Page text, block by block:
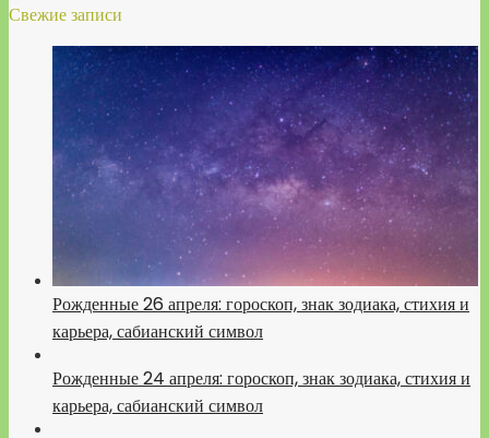
Свежие записи
Рожденные 26 апреля: гороскоп, знак зодиака, стихия и
карьера, сабианский символ
Рожденные 24 апреля: гороскоп, знак зодиака, стихия и
карьера, сабианский символ